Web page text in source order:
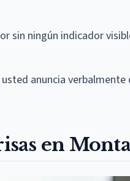
sin ningún indicador
anuncia
en